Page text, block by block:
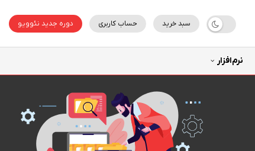
سبد خرید حساب کاربری دوره جدید نئوویو
نرم‌افزار